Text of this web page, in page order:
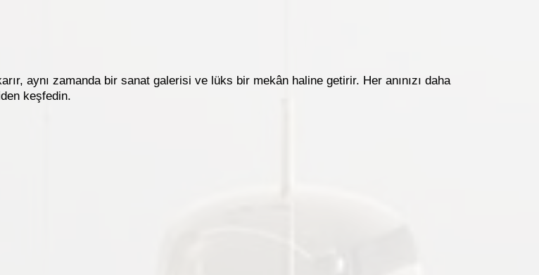
aynı zamanda bir sanat galerisi ve lüks bir mekân haline getirir. Her anınızı daha
keşfedin.